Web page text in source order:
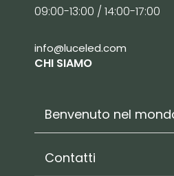
09:00-13:00 / 14:00-17:00
info@luceled.com
CHI SIAMO
Benvenuto nel
Contatti